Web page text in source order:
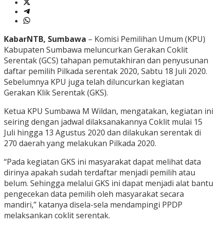
KabarNTB, Sumbawa – Komisi Pemilihan Umum (KPU)
Kabupaten Sumbawa meluncurkan Gerakan Coklit
Serentak (GCS) tahapan pemutakhiran dan penyusunan
daftar pemilih Pilkada serentak 2020, Sabtu 18 Juli 2020.
Sebelumnya KPU juga telah diluncurkan kegiatan
Gerakan Klik Serentak (GKS).
Ketua KPU Sumbawa M Wildan, mengatakan, kegiatan ini
seiring dengan jadwal dilaksanakannya Coklit mulai 15
Juli hingga 13 Agustus 2020 dan dilakukan serentak di
270 daerah yang melakukan Pilkada 2020.
“Pada kegiatan GKS ini masyarakat dapat melihat data
dirinya apakah sudah terdaftar menjadi pemilih atau
belum. Sehingga melalui GKS ini dapat menjadi alat bantu
pengecekan data pemilih oleh masyarakat secara
mandiri,” katanya disela-sela mendampingi PPDP
melaksankan coklit serentak.